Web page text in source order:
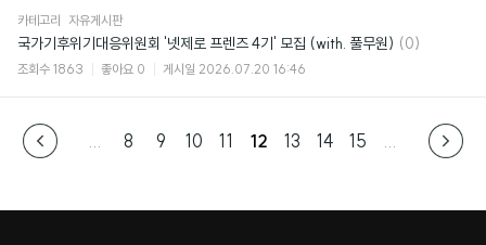
카테고리 자유게시판
국가기후위기대응위원회 '넷제로 프렌즈 4기' 모집 (with. 풀무원) 댓
(0)
조회수 1863 좋아요 0 게시일 2026.07.20 16:46
8 9 10 11 12 13 14 15